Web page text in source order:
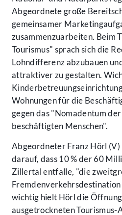
Abgeordnete große
gemeinsamer
zusammenzuarbeiten. Beim
Tourismus" sprach sich die
Lohndifferenz abzubauen
attraktiver zu gestalten.
Wohnungen für die
gegen das "Nomadentum
beschäftigten Menschen".
Abgeordneter Franz Hörl (V)
darauf, dass 10 % der 60
Zillertal entfalle, "die
Fremdenverkehrsdestination
wichtig hielt Hörl die
ausgetrockneten